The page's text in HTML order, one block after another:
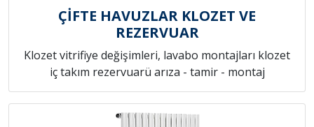
ÇİFTE HAVUZLAR KLOZET VE
REZERVUAR
Klozet vitrifiye değişimleri, lavabo montajları klozet
iç takım rezervuarü arıza - tamir - montaj